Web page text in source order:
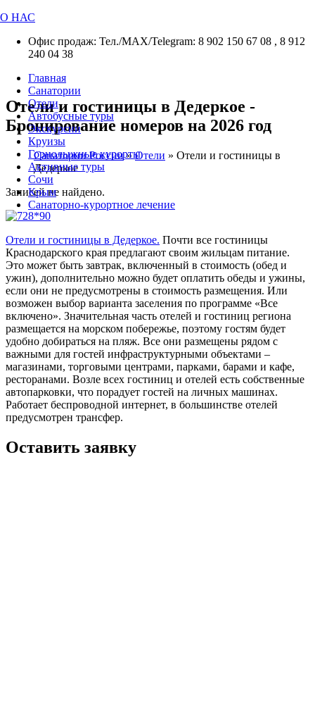
О НАС
Офис продаж: Тел./МАХ/Telegram: 8 902 150 67 08 , 8 912
240 04 38
Главная
Санатории
Отели
Автобусные туры
Экскурсии
Круизы
Горнолыжные курорты
Активные туры
Сочи
Крым
Санаторно-курортное лечение
Отели и гостиницы в Дедеркое -
Бронирование номеров на 2026 год
Санатории России»Отели » Отели и гостиницы в
Дедеркое
Записей не найдено.
Отели и гостиницы в Дедеркое. Почти все гостиницы
Краснодарского края предлагают своим жильцам питание.
Это может быть завтрак, включенный в стоимость (обед и
ужин), дополнительно можно будет оплатить обеды и ужины,
если они не предусмотрены в стоимость размещения. Или
возможен выбор варианта заселения по программе «Все
включено». Значительная часть отелей и гостиниц региона
размещается на морском побережье, поэтому гостям будет
удобно добираться на пляж. Все они размещены рядом с
важными для гостей инфраструктурными объектами –
магазинами, торговыми центрами, парками, барами и кафе,
ресторанами. Возле всех гостиниц и отелей есть собственные
автопарковки, что порадует гостей на личных машинах.
Работает беспроводной интернет, в большинстве отелей
предусмотрен трансфер.
Оставить заявку